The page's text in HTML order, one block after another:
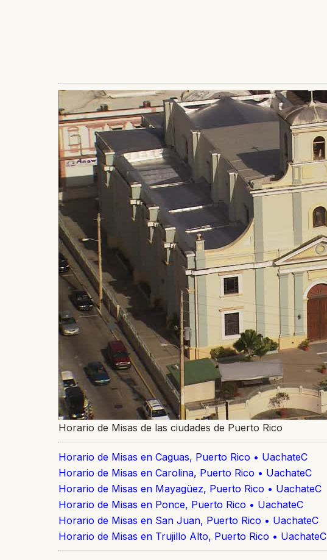
Horario de Misas de las ciudades de Puerto Rico
Horario de Misas en Caguas, Puerto Rico • UachateC
Horario de Misas en Carolina, Puerto Rico • UachateC
Horario de Misas en Mayagüez, Puerto Rico • UachateC
Horario de Misas en Ponce, Puerto Rico • UachateC
Horario de Misas en San Juan, Puerto Rico • UachateC
Horario de Misas en Trujillo Alto, Puerto Rico • UachateC